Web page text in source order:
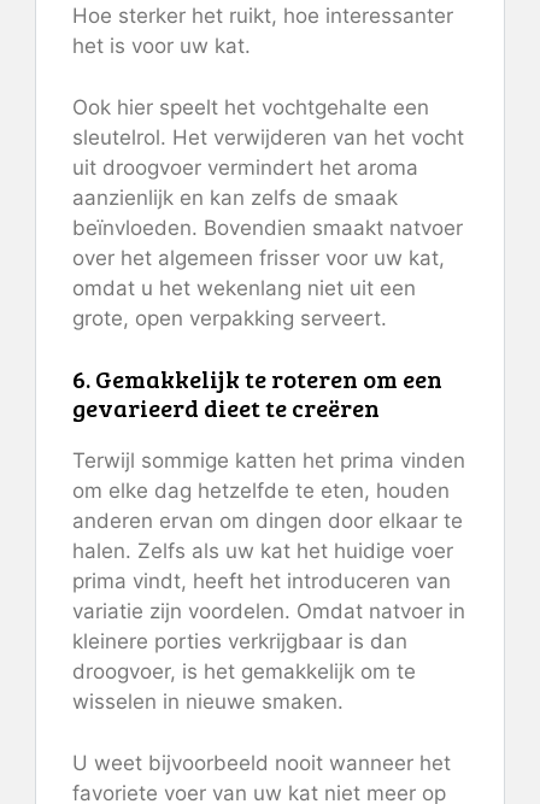
Hoe sterker het ruikt, hoe interessanter
het is voor uw kat.
Ook hier speelt het vochtgehalte een
sleutelrol. Het verwijderen van het vocht
uit droogvoer vermindert het aroma
aanzienlijk en kan zelfs de smaak
beïnvloeden. Bovendien smaakt natvoer
over het algemeen frisser voor uw kat,
omdat u het wekenlang niet uit een
grote, open verpakking serveert.
6. Gemakkelijk te roteren om een ​​
gevarieerd dieet te creëren
Terwijl sommige katten het prima vinden
om elke dag hetzelfde te eten, houden
anderen ervan om dingen door elkaar te
halen. Zelfs als uw kat het huidige voer
prima vindt, heeft het introduceren van
variatie zijn voordelen. Omdat natvoer in
kleinere porties verkrijgbaar is dan
droogvoer, is het gemakkelijk om te
wisselen in nieuwe smaken.
U weet bijvoorbeeld nooit wanneer het
favoriete voer van uw kat niet meer op